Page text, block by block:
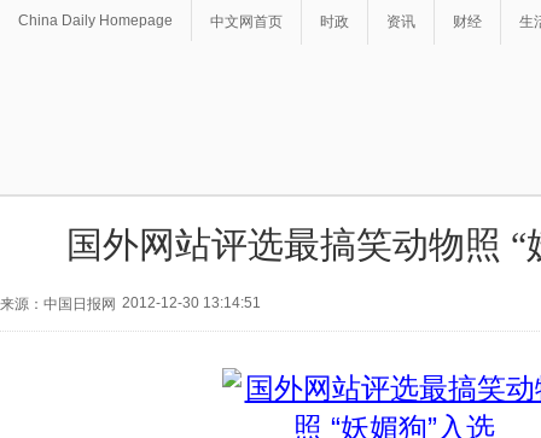
China Daily Homepage 中文网首页 时政 资讯 财经 生
国外网站评选最搞笑动物照 “
来源：中国日报网 2012-12-30 13:14:51